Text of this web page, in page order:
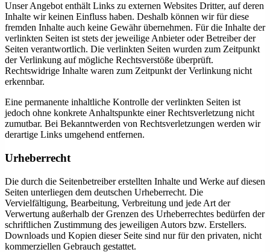
Unser Angebot enthält Links zu externen Websites Dritter, auf deren
Inhalte wir keinen Einfluss haben. Deshalb können wir für diese
fremden Inhalte auch keine Gewähr übernehmen. Für die Inhalte der
verlinkten Seiten ist stets der jeweilige Anbieter oder Betreiber der
Seiten verantwortlich. Die verlinkten Seiten wurden zum Zeitpunkt
der Verlinkung auf mögliche Rechtsverstöße überprüft.
Rechtswidrige Inhalte waren zum Zeitpunkt der Verlinkung nicht
erkennbar.
Eine permanente inhaltliche Kontrolle der verlinkten Seiten ist
jedoch ohne konkrete Anhaltspunkte einer Rechtsverletzung nicht
zumutbar. Bei Bekanntwerden von Rechtsverletzungen werden wir
derartige Links umgehend entfernen.
Urheberrecht
Die durch die Seitenbetreiber erstellten Inhalte und Werke auf diesen
Seiten unterliegen dem deutschen Urheberrecht. Die
Vervielfältigung, Bearbeitung, Verbreitung und jede Art der
Verwertung außerhalb der Grenzen des Urheberrechtes bedürfen der
schriftlichen Zustimmung des jeweiligen Autors bzw. Erstellers.
Downloads und Kopien dieser Seite sind nur für den privaten, nicht
kommerziellen Gebrauch gestattet.